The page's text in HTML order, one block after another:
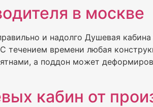
в москве
и надолго Душевая
времени любая
а поддон может
кабин от